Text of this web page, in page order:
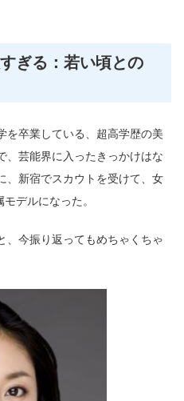
ぎる：若い頃との
を卒業している、超高学歴の美
、芸能界に入ったきっかけはな
、新宿でスカウトを受けて、女
デルになった。
、今振り返ってもめちゃくちゃ